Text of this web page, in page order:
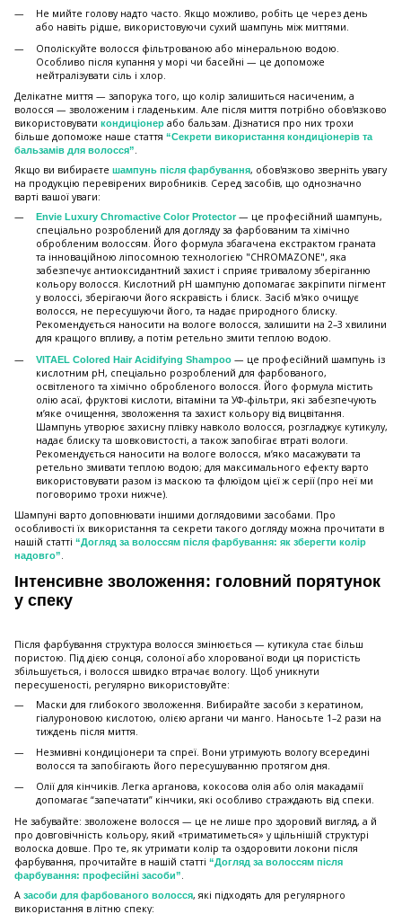
Не мийте голову надто часто. Якщо можливо, робіть це через день
або навіть рідше, використовуючи сухий шампунь між миттями.
Ополіскуйте волосся фільтрованою або мінеральною водою.
Особливо після купання у морі чи басейні — це допоможе
нейтралізувати сіль і хлор.
Делікатне миття — запорука того, що колір залишиться насиченим, а
волосся — зволоженим і гладеньким. Але після миття потрібно обов'язково
використовувати кондиціонер або бальзам. Дізнатися про них трохи
більше допоможе наше стаття “Секрети використання кондиціонерів та
бальзамів для волосся”.
Якщо ви вибираєте шампунь після фарбування, обов'язково зверніть увагу
на продукцію перевірених виробників. Серед засобів, що однозначно
варті вашої уваги:
Envie Luxury Chromactive Color Protector— це професійний шампунь,
спеціально розроблений для догляду за фарбованим та хімічно
обробленим волоссям. Його формула збагачена екстрактом граната
та інноваційною ліпосомною технологією "CHROMAZONE", яка
забезпечує антиоксидантний захист і сприяє тривалому зберіганню
кольору волосся. Кислотний pH шампуню допомагає закріпити пігмент
у волоссі, зберігаючи його яскравість і блиск. Засіб м'яко очищує
волосся, не пересушуючи його, та надає природного блиску.
Рекомендується наносити на вологе волосся, залишити на 2–3 хвилини
для кращого впливу, а потім ретельно змити теплою водою.
VITAEL Colored Hair Acidifying Shampoo — це професійний шампунь із
кислотним pH, спеціально розроблений для фарбованого,
освітленого та хімічно обробленого волосся. Його формула містить
олію асаї, фруктові кислоти, вітаміни та УФ-фільтри, які забезпечують
м’яке очищення, зволоження та захист кольору від вицвітання.
Шампунь утворює захисну плівку навколо волосся, розгладжує кутикулу,
надає блиску та шовковистості, а також запобігає втраті вологи.
Рекомендується наносити на вологе волосся, м’яко масажувати та
ретельно змивати теплою водою; для максимального ефекту варто
використовувати разом із маскою та флюїдом цієї ж серії (про неї ми
поговоримо трохи нижче).
Шампуні варто доповнювати іншими доглядовими засобами. Про
особливості їх використання та секрети такого догляду можна прочитати в
нашій статті “Догляд за волоссям після фарбування: як зберегти колір
надовго”.
Інтенсивне зволоження: головний порятунок
у спеку
Після фарбування структура волосся змінюється — кутикула стає більш
пористою. Під дією сонця, солоної або хлорованої води ця пористість
збільшується, і волосся швидко втрачає вологу. Щоб уникнути
пересушеності, регулярно використовуйте:
Маски для глибокого зволоження. Вибирайте засоби з кератином,
гіалуроновою кислотою, олією аргани чи манго. Наносьте 1–2 рази на
тиждень після миття.
Незмивні кондиціонери та спреї. Вони утримують вологу всередині
волосся та запобігають його пересушуванню протягом дня.
Олії для кінчиків. Легка арганова, кокосова олія або олія макадамії
допомагає “запечатати” кінчики, які особливо страждають від спеки.
Не забувайте: зволожене волосся — це не лише про здоровий вигляд, а й
про довговічність кольору, який «триматиметься» у щільнішій структурі
волоска довше. Про те, як утримати колір та оздоровити локони після
фарбування, прочитайте в нашій статті “Догляд за волоссям після
фарбування: професійні засоби”
А засоби для фарбованого волосся, які підходять для регулярного
використання в літню спеку: